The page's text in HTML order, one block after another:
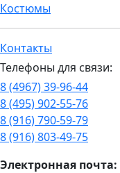
Костюмы
Контакты
Телефоны для связи:
8 (4967) 39-96-44
8 (495) 902-55-76
8 (916) 790-59-79
8 (916) 803-49-75
Электронная почта: